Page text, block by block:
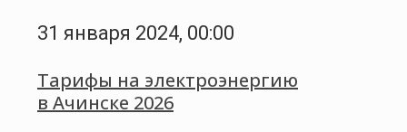
31 января 2024, 00:00
Тарифы на электроэнергию
в Ачинске 2026